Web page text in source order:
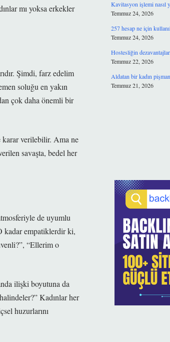
mı yoksa erkekler
Şimdi, farz edelim
soluğu en yakın
çok daha önemli bir
karar verilebilir. Ama ne
savaşta, bedel her
de uyumlu
kadar empatiklerdir ki,
“Ellerim o
ilişki boyutuna da
Kadınlar her
huzurlarını
Kavitasyon işlemi nasıl
Temmuz 24, 2026
257 hesap ne için
Temmuz 24, 2026
Hostesliğin
Temmuz 22, 2026
Aldatan bir kadın
Temmuz 21, 2026